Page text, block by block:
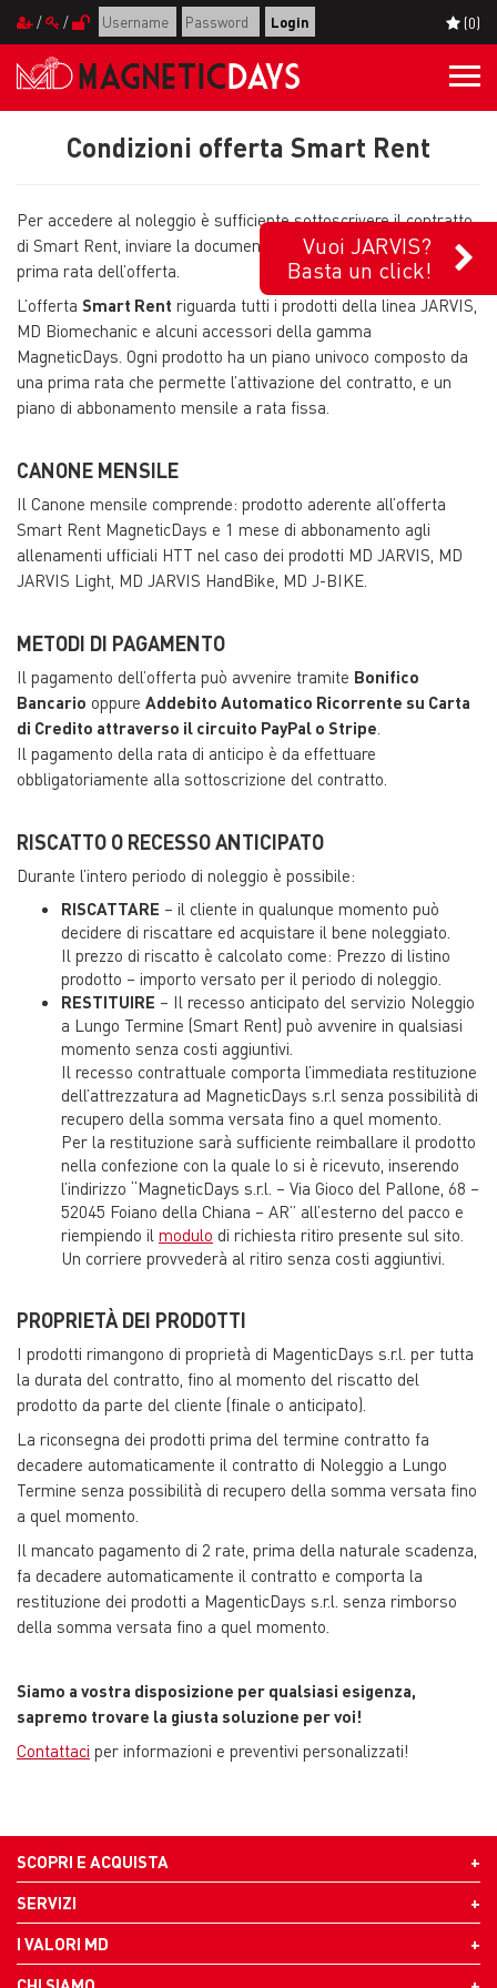
/ / (0)
Vuoi JARVIS?
Basta un click!
Condizioni offerta Smart Rent
Per accedere al noleggio è sufficiente sottoscrivere il contratto
di Smart Rent, inviare la documentazione richiesta e pagare la
prima rata dell’offerta.
L’offerta Smart Rent riguarda tutti i prodotti della linea JARVIS,
MD Biomechanic e alcuni accessori della gamma
MagneticDays. Ogni prodotto ha un piano univoco composto da
una prima rata che permette l’attivazione del contratto, e un
piano di abbonamento mensile a rata fissa.
CANONE MENSILE
Il Canone mensile comprende: prodotto aderente all’offerta
Smart Rent MagneticDays e 1 mese di abbonamento agli
allenamenti ufficiali HTT nel caso dei prodotti MD JARVIS, MD
JARVIS Light, MD JARVIS HandBike, MD J-BIKE.
METODI DI PAGAMENTO
Il pagamento dell’offerta può avvenire tramite Bonifico
Bancario oppure Addebito Automatico Ricorrente su Carta
di Credito attraverso il circuito PayPal o Stripe.
Il pagamento della rata di anticipo è da effettuare
obbligatoriamente alla sottoscrizione del contratto.
RISCATTO O RECESSO ANTICIPATO
Durante l’intero periodo di noleggio è possibile:
RISCATTARE – il cliente in qualunque momento può
decidere di riscattare ed acquistare il bene noleggiato.
Il prezzo di riscatto è calcolato come: Prezzo di listino
prodotto – importo versato per il periodo di noleggio.
RESTITUIRE – Il recesso anticipato del servizio Noleggio
a Lungo Termine (Smart Rent) può avvenire in qualsiasi
momento senza costi aggiuntivi.
Il recesso contrattuale comporta l’immediata restituzione
dell’attrezzatura ad MagneticDays s.r.l senza possibilità di
recupero della somma versata fino a quel momento.
Per la restituzione sarà sufficiente reimballare il prodotto
nella confezione con la quale lo si è ricevuto, inserendo
l’indirizzo “MagneticDays s.r.l. – Via Gioco del Pallone, 68 –
52045 Foiano della Chiana – AR” all’esterno del pacco e
riempiendo il modulo di richiesta ritiro presente sul sito.
Un corriere provvederà al ritiro senza costi aggiuntivi.
PROPRIETÀ DEI PRODOTTI
I prodotti rimangono di proprietà di MagenticDays s.r.l. per tutta
la durata del contratto, fino al momento del riscatto del
prodotto da parte del cliente (finale o anticipato).
La riconsegna dei prodotti prima del termine contratto fa
decadere automaticamente il contratto di Noleggio a Lungo
Termine senza possibilità di recupero della somma versata fino
a quel momento.
Il mancato pagamento di 2 rate, prima della naturale scadenza,
fa decadere automaticamente il contratto e comporta la
restituzione dei prodotti a MagenticDays s.r.l. senza rimborso
della somma versata fino a quel momento.
Siamo a vostra disposizione per qualsiasi esigenza,
sapremo trovare la giusta soluzione per voi!
Contattaci per informazioni e preventivi personalizzati!
SCOPRI E ACQUISTA
SERVIZI
I VALORI MD